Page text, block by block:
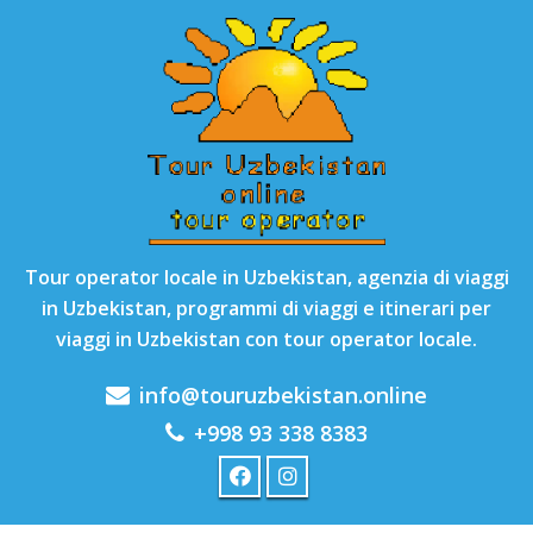
Tour operator locale in Uzbekistan, agenzia di viaggi
in Uzbekistan, programmi di viaggi e itinerari per
viaggi in Uzbekistan con tour operator locale.
info@touruzbekistan.online
+998 93 338 8383